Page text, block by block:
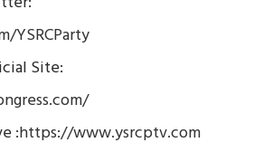
Site:
:https://www.ysrcptv.com